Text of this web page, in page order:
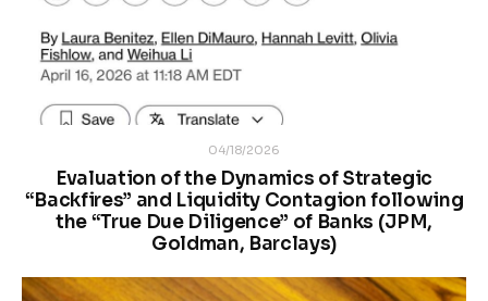
04/18/2026
Evaluation of the Dynamics of Strategic
“Backfires” and Liquidity Contagion following
the “True Due Diligence” of Banks (JPM,
Goldman, Barclays)